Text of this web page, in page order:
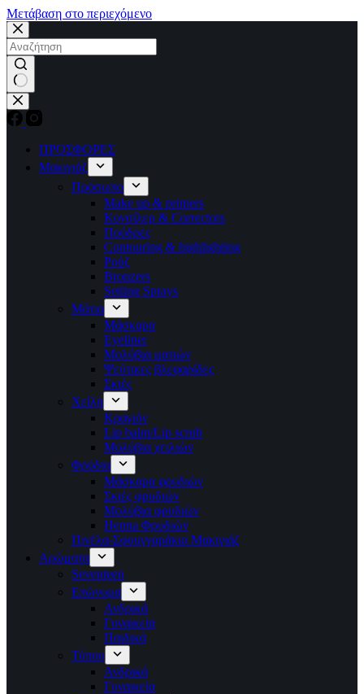
Μετάβαση στο περιεχόμενο
No
results
ΠΡΟΣΦΟΡΕΣ
Μακιγιάζ
Πρόσωπο
Make up & primers
Κονσίλερ & Correctors
Πούδρες
Contouring & highlighting
Ρούζ
Bronzers
Setting Sprays
Μάτια
Μάσκαρα
Eyeliner
Μολύβια ματιών
Ψεύτικες βλεφαρίδες
Σκιές
Χείλη
Κραγιόν
Lip balm/Lip scrub
Μολύβια χειλιών
Φρύδια
Μάσκαρα φρυδιών
Σκιές φρυδιών
Μολύβια φρυδιών
Henna Φρυδιών
Πινέλα-Σφουγγαράκια Μακιγιάζ
Αρώματα
Seventeen
Επώνυμα
Ανδρικά
Γυναικεία
Παιδικά
Τύπου
Ανδρικά
Γυναικεία